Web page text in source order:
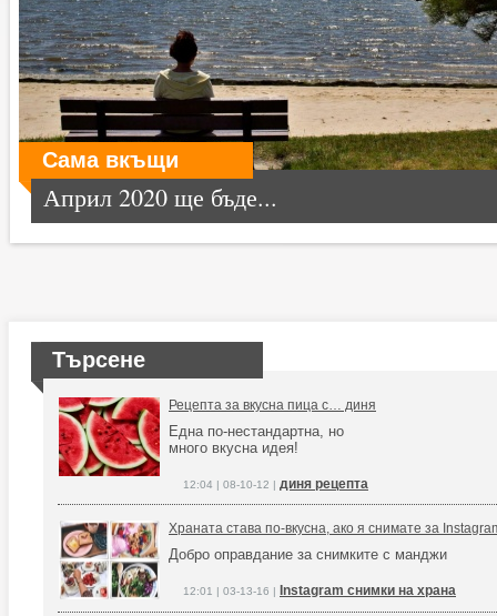
Сама вкъщи
Април 2020 ще бъде...
Търсене
Рецепта за вкусна пица с… диня
Една по-нестандартна, но
много вкусна идея!
12:04 | 08-10-12 | диня рецепта
Храната става по-вкусна, ако я снимате за
Добро оправдание за снимките с манджи
12:01 | 03-13-16 | Instagram снимки на храна